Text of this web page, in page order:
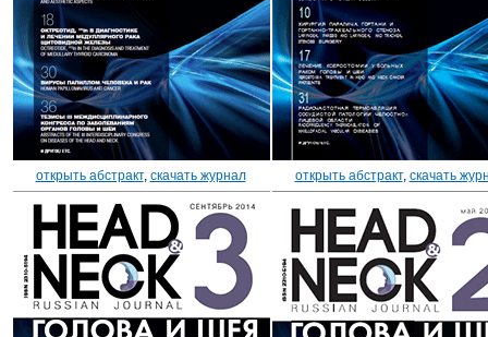
открыть абстракт, скачать журнал открыть абстракт, скачать